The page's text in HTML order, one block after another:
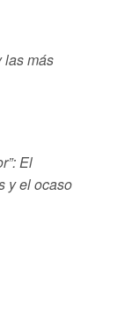
las más
El
y el ocaso